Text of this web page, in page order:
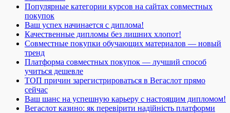
Популярные категории курсов на сайтах совместных
покупок
Ваш успех начинается с диплома!
Качественные дипломы без лишних хлопот!
Совместные покупки обучающих материалов — новый
тренд
Платформа совместных покупок — лучший способ
учиться дешевле
ТОП причин зарегистрироваться в Вегаслот прямо
сейчас
Ваш шанс на успешную карьеру с настоящим дипломом!
Вегаслот казино: як перевірити надійність платформи